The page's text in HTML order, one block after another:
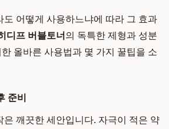
도 어떻게 사용하느냐에 따라 그 효과
디프 버블토너의 독특한 제형과 성분
올바른 사용법과 몇 가지 꿀팁을 소
준비
은 깨끗한 세안입니다. 자극이 적은 약